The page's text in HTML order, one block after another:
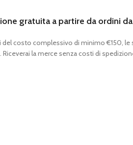
gratuita a partire da ordini
del costo complessivo di minimo €150,
Riceverai la merce senza costi di